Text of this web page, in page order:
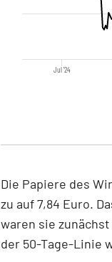
Jul '24
Die Papiere des
zu auf 7,84 Euro.
waren sie
der 50-Tage-Linie